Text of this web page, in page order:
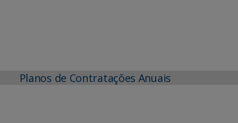
Planos de Contratações Anuais